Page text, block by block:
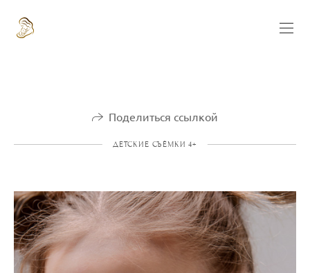
Поделиться ссылкой
ДЕТСКИЕ СЪЁМКИ 4+